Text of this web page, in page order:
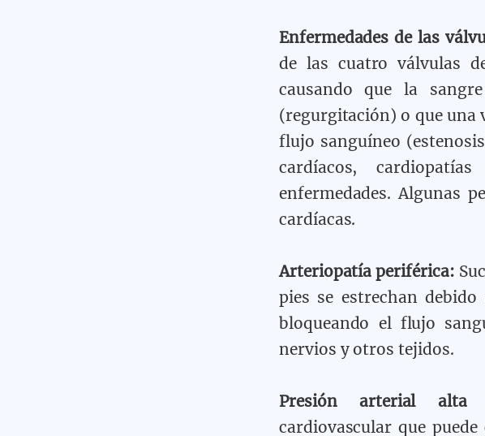
Enfermedades de las
de las cuatro válvulas
causando que la
(regurgitación) o que una
flujo sanguíneo
cardíacos,
enfermedades. Algunas
cardíacas.
Arteriopatía periférica:
pies se estrechan
bloqueando el flujo
nervios y otros tejidos.
Presión arterial alta
cardiovascular que